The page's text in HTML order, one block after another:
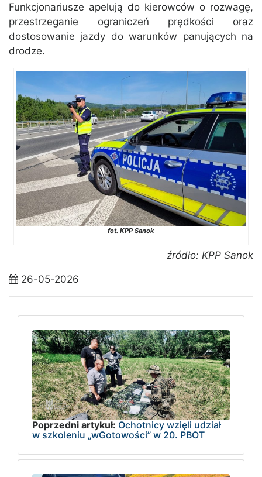
Funkcjonariusze apelują do kierowców o rozwagę,
przestrzeganie ograniczeń prędkości oraz
dostosowanie jazdy do warunków panujących na
drodze.
fot. KPP Sanok
źródło: KPP Sanok
26-05-2026
Poprzedni artykuł: Ochotnicy wzięli udział
w szkoleniu „wGotowości” w 20. PBOT